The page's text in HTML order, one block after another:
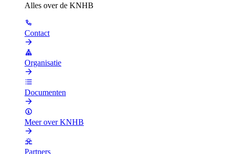
Alles over de KNHB
Contact
Organisatie
Documenten
Meer over KNHB
Partners